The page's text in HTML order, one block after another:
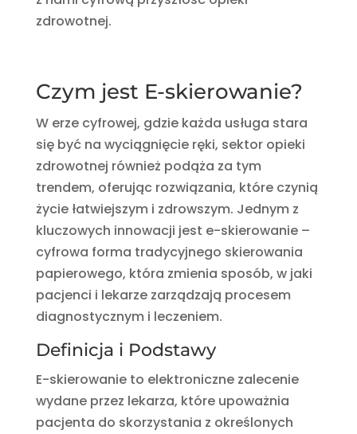
zdrowotnej.
Czym jest E-skierowanie?
W erze cyfrowej, gdzie każda usługa stara
się być na wyciągnięcie ręki, sektor opieki
zdrowotnej również podąża za tym
trendem, oferując rozwiązania, które czynią
życie łatwiejszym i zdrowszym. Jednym z
kluczowych innowacji jest e-skierowanie –
cyfrowa forma tradycyjnego skierowania
papierowego, która zmienia sposób, w jaki
pacjenci i lekarze zarządzają procesem
diagnostycznym i leczeniem.
Definicja i Podstawy
E-skierowanie to elektroniczne zalecenie
wydane przez lekarza, które upoważnia
pacjenta do skorzystania z określonych